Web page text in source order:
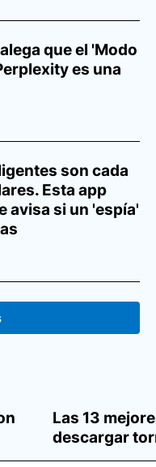
que el 'Modo
es una
son cada
Esta app
avisa si un 'espía'
Las 13
descargar
y series